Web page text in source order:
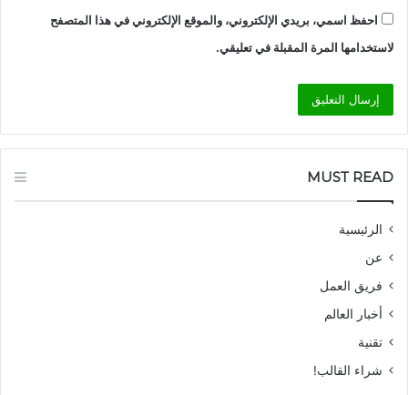
احفظ اسمي، بريدي الإلكتروني، والموقع الإلكتروني في هذا المتصفح
لاستخدامها المرة المقبلة في تعليقي.
MUST READ
الرئيسية
عن
فريق العمل
أخبار العالم
تقنية
شراء القالب!